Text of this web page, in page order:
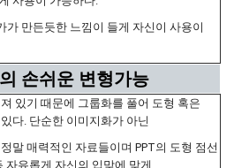
가 만든듯한 느낌이 들게 자신이 사용이
손쉬운 변형가능
있기 때문에 그룹화를 풀어 도형 혹은
다. 단순한 이미지화가 아닌
말 매력적인 자료들이며 PPT의 도형 점선
자유롭게 자신의 입맞에 맞게